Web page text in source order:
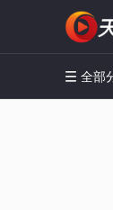
 全部